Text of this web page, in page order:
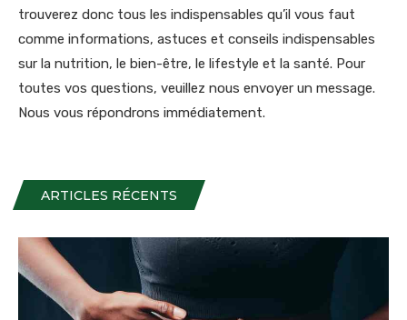
trouverez donc tous les indispensables qu’il vous faut
comme informations, astuces et conseils indispensables
sur la nutrition, le bien-être, le lifestyle et la santé. Pour
toutes vos questions, veuillez nous envoyer un message.
Nous vous répondrons immédiatement.
ARTICLES RÉCENTS